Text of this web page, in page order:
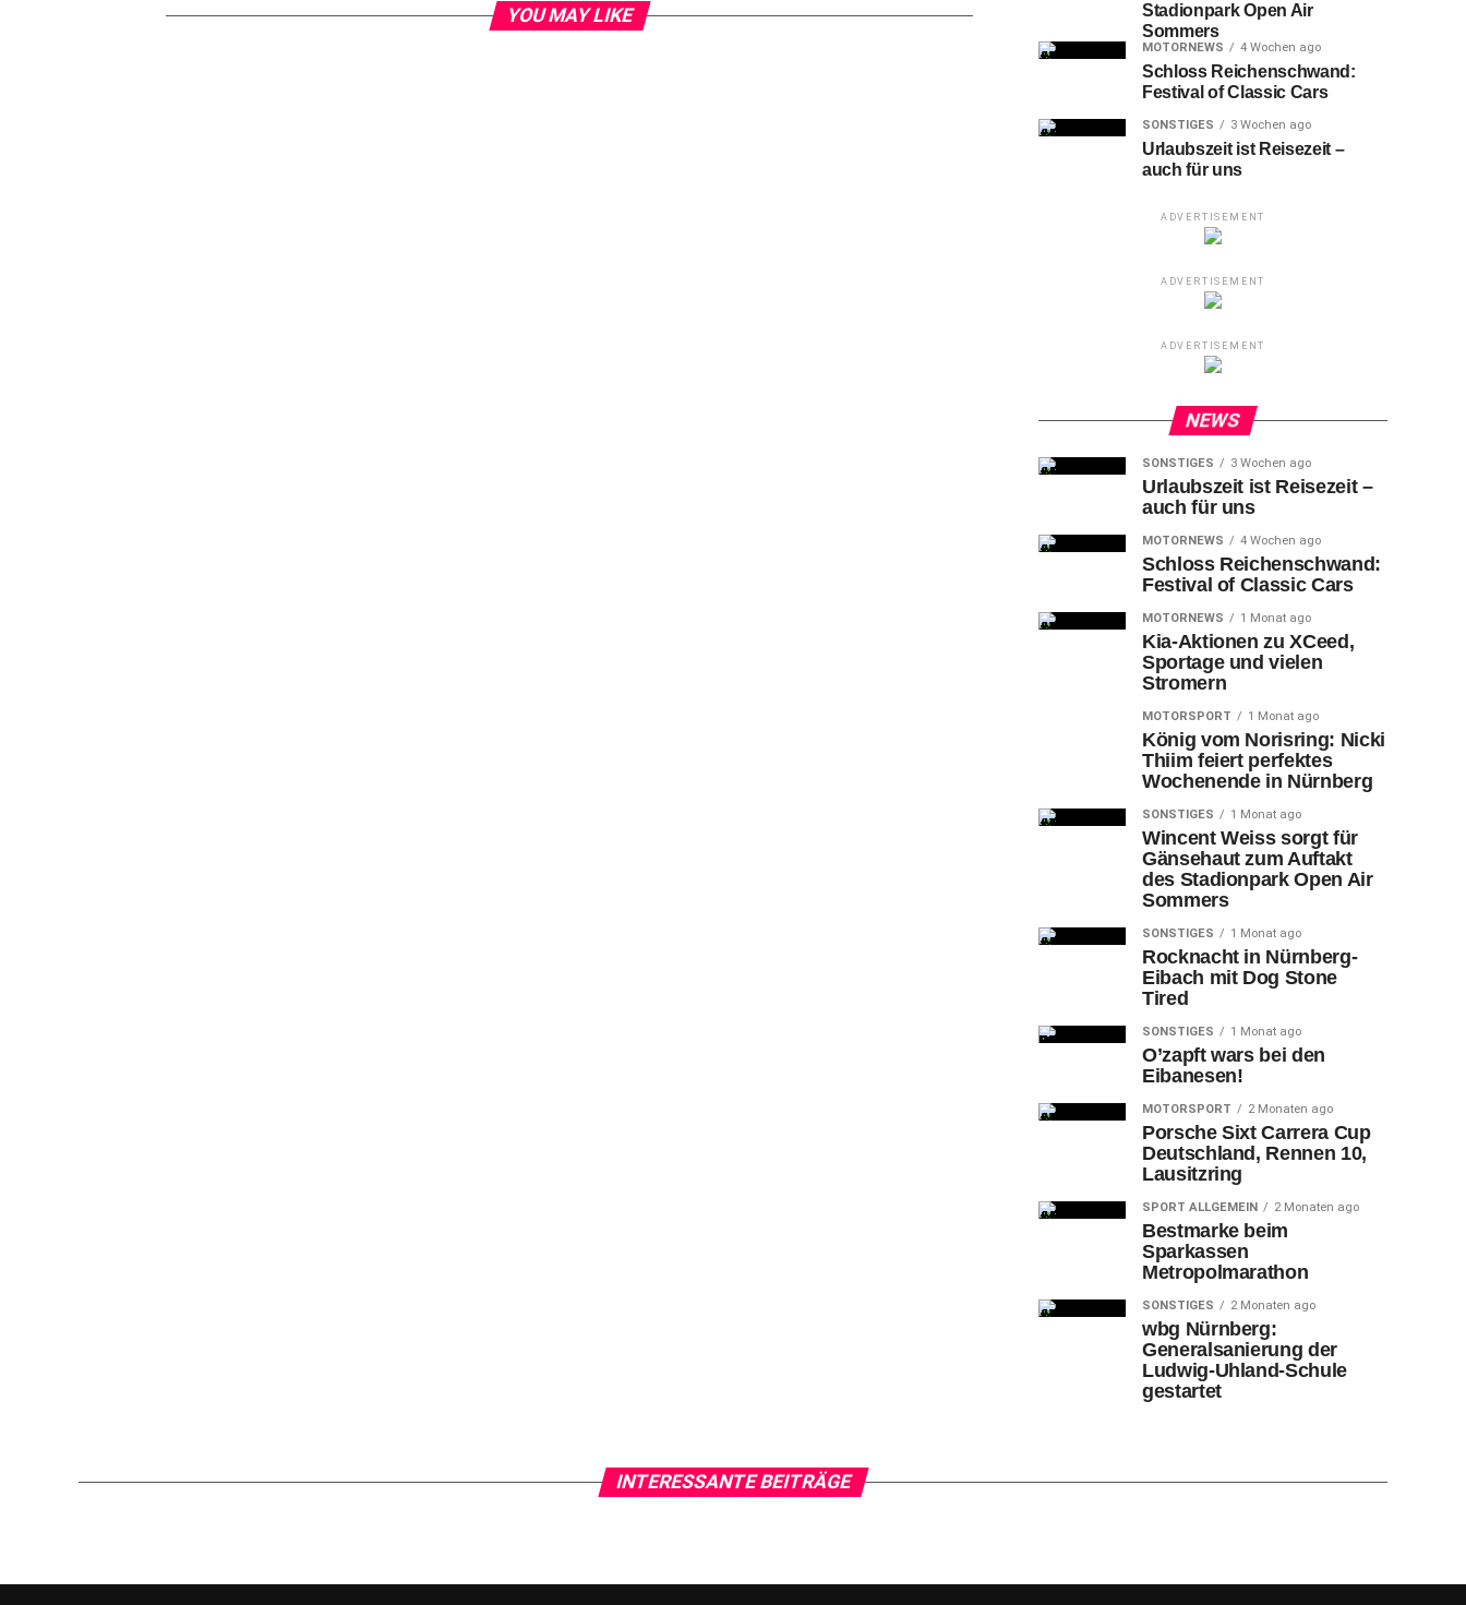
YOU MAY LIKE
Stadionpark Open Air
Sommers
MOTORNEWS 4 Wochen ago
Schloss Reichenschwand:
Festival of Classic Cars
SONSTIGES 3 Wochen ago
Urlaubszeit ist Reisezeit –
auch für uns
ADVERTISEMENT
ADVERTISEMENT
ADVERTISEMENT
NEWS
SONSTIGES 3 Wochen ago
Urlaubszeit ist Reisezeit –
auch für uns
MOTORNEWS 4 Wochen ago
Schloss Reichenschwand:
Festival of Classic Cars
MOTORNEWS 1 Monat ago
Kia-Aktionen zu XCeed,
Sportage und vielen
Stromern
MOTORSPORT 1 Monat ago
König vom Norisring: Nicki
Thiim feiert perfektes
Wochenende in Nürnberg
SONSTIGES 1 Monat ago
Wincent Weiss sorgt für
Gänsehaut zum Auftakt
des Stadionpark Open Air
Sommers
SONSTIGES 1 Monat ago
Rocknacht in Nürnberg-
Eibach mit Dog Stone
Tired
SONSTIGES 1 Monat ago
O’zapft wars bei den
Eibanesen!
MOTORSPORT 2 Monaten ago
Porsche Sixt Carrera Cup
Deutschland, Rennen 10,
Lausitzring
SPORT ALLGEMEIN 2 Monaten ago
Bestmarke beim
Sparkassen
Metropolmarathon
SONSTIGES 2 Monaten ago
wbg Nürnberg:
Generalsanierung der
Ludwig-Uhland-Schule
gestartet
INTERESSANTE BEITRÄGE